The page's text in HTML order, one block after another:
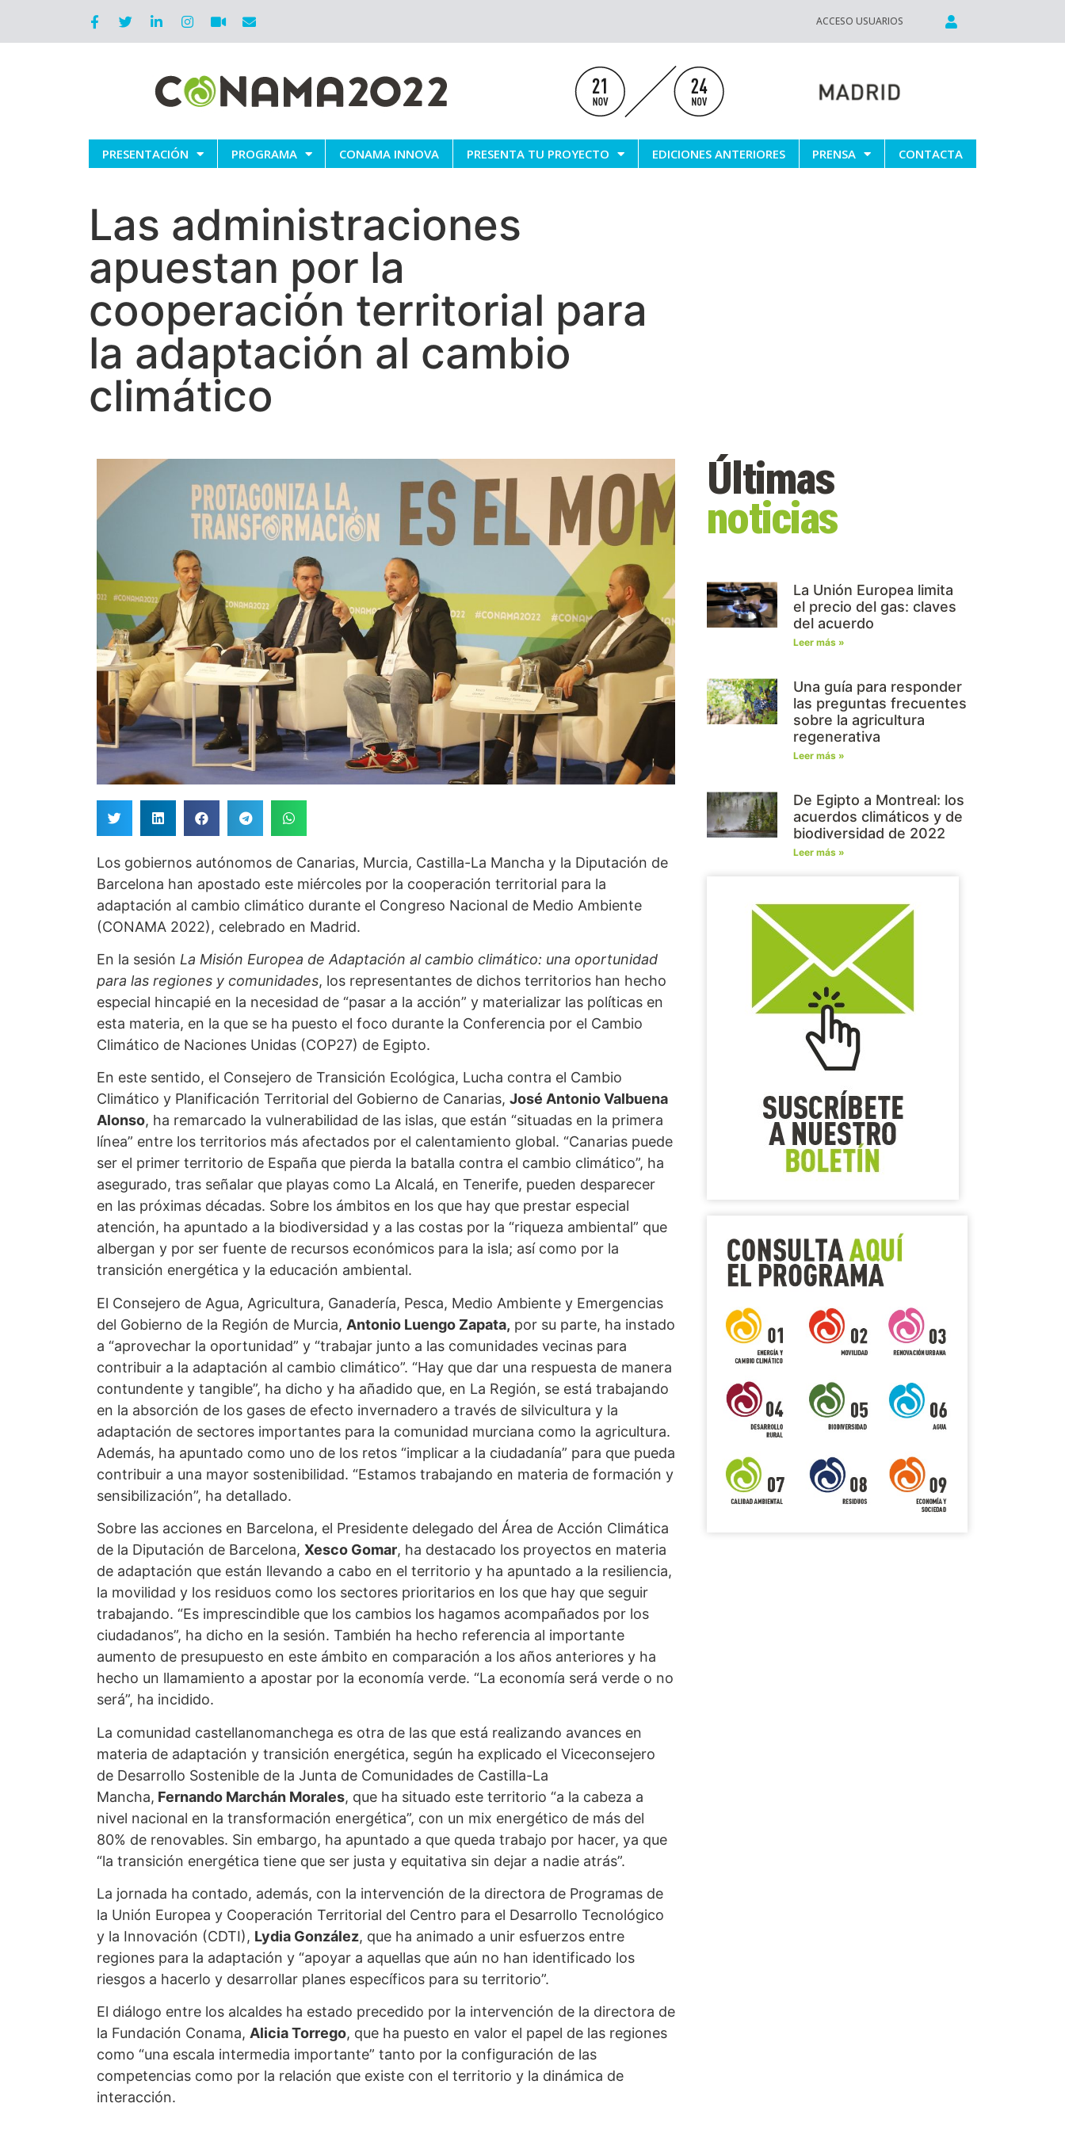
ACCESO USUARIOS
PRESENTACIÓN PROGRAMA CONAMA INNOVA PRESENTA TU PROYECTO EDICIONES ANTERIORES PRENSA CONTACTA
Las administraciones
apuestan por la
cooperación territorial para
la adaptación al cambio
climático
Los gobiernos autónomos de Canarias, Murcia, Castilla-La Mancha y la Diputación de
Barcelona han apostado este miércoles por la cooperación territorial para la
adaptación al cambio climático durante el Congreso Nacional de Medio Ambiente
(CONAMA 2022), celebrado en Madrid.
En la sesión La Misión Europea de Adaptación al cambio climático: una oportunidad
para las regiones y comunidades, los representantes de dichos territorios han hecho
especial hincapié en la necesidad de “pasar a la acción” y materializar las políticas en
esta materia, en la que se ha puesto el foco durante la Conferencia por el Cambio
Climático de Naciones Unidas (COP27) de Egipto.
En este sentido, el Consejero de Transición Ecológica, Lucha contra el Cambio
Climático y Planificación Territorial del Gobierno de Canarias, José Antonio Valbuena
Alonso, ha remarcado la vulnerabilidad de las islas, que están “situadas en la primera
línea” entre los territorios más afectados por el calentamiento global. “Canarias puede
ser el primer territorio de España que pierda la batalla contra el cambio climático”, ha
asegurado, tras señalar que playas como La Alcalá, en Tenerife, pueden desparecer
en las próximas décadas. Sobre los ámbitos en los que hay que prestar especial
atención, ha apuntado a la biodiversidad y a las costas por la “riqueza ambiental” que
albergan y por ser fuente de recursos económicos para la isla; así como por la
transición energética y la educación ambiental.
El Consejero de Agua, Agricultura, Ganadería, Pesca, Medio Ambiente y Emergencias
del Gobierno de la Región de Murcia, Antonio Luengo Zapata, por su parte, ha instado
a “aprovechar la oportunidad” y “trabajar junto a las comunidades vecinas para
contribuir a la adaptación al cambio climático”. “Hay que dar una respuesta de manera
contundente y tangible”, ha dicho y ha añadido que, en La Región, se está trabajando
en la absorción de los gases de efecto invernadero a través de silvicultura y la
adaptación de sectores importantes para la comunidad murciana como la agricultura.
Además, ha apuntado como uno de los retos “implicar a la ciudadanía” para que pueda
contribuir a una mayor sostenibilidad. “Estamos trabajando en materia de formación y
sensibilización”, ha detallado.
Sobre las acciones en Barcelona, el Presidente delegado del Área de Acción Climática
de la Diputación de Barcelona, Xesco Gomar, ha destacado los proyectos en materia
de adaptación que están llevando a cabo en el territorio y ha apuntado a la resiliencia,
la movilidad y los residuos como los sectores prioritarios en los que hay que seguir
trabajando. “Es imprescindible que los cambios los hagamos acompañados por los
ciudadanos”, ha dicho en la sesión. También ha hecho referencia al importante
aumento de presupuesto en este ámbito en comparación a los años anteriores y ha
hecho un llamamiento a apostar por la economía verde. “La economía será verde o no
será”, ha incidido.
La comunidad castellanomanchega es otra de las que está realizando avances en
materia de adaptación y transición energética, según ha explicado el Viceconsejero
de Desarrollo Sostenible de la Junta de Comunidades de Castilla-La
Mancha, Fernando Marchán Morales, que ha situado este territorio “a la cabeza a
nivel nacional en la transformación energética”, con un mix energético de más del
80% de renovables. Sin embargo, ha apuntado a que queda trabajo por hacer, ya que
“la transición energética tiene que ser justa y equitativa sin dejar a nadie atrás”.
La jornada ha contado, además, con la intervención de la directora de Programas de
la Unión Europea y Cooperación Territorial del Centro para el Desarrollo Tecnológico
y la Innovación (CDTI), Lydia González, que ha animado a unir esfuerzos entre
regiones para la adaptación y “apoyar a aquellas que aún no han identificado los
riesgos a hacerlo y desarrollar planes específicos para su territorio”.
El diálogo entre los alcaldes ha estado precedido por la intervención de la directora de
la Fundación Conama, Alicia Torrego, que ha puesto en valor el papel de las regiones
como “una escala intermedia importante” tanto por la configuración de las
competencias como por la relación que existe con el territorio y la dinámica de
interacción.
Últimas
noticias
La Unión Europea limita
el precio del gas: claves
del acuerdo
Leer más »
Una guía para responder
las preguntas frecuentes
sobre la agricultura
regenerativa
Leer más »
De Egipto a Montreal: los
acuerdos climáticos y de
biodiversidad de 2022
Leer más »